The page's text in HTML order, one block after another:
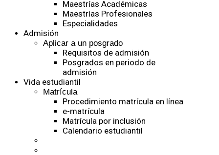
Maestrías Académicas
Maestrías Profesionales
Especialidades
Admisión
Aplicar a un posgrado
Requisitos de admisión
Posgrados en periodo de
admisión
Vida estudiantil
Matrícula
Procedimiento matrícula en línea
e-matrícula
Matrícula por inclusión
Calendario estudiantil